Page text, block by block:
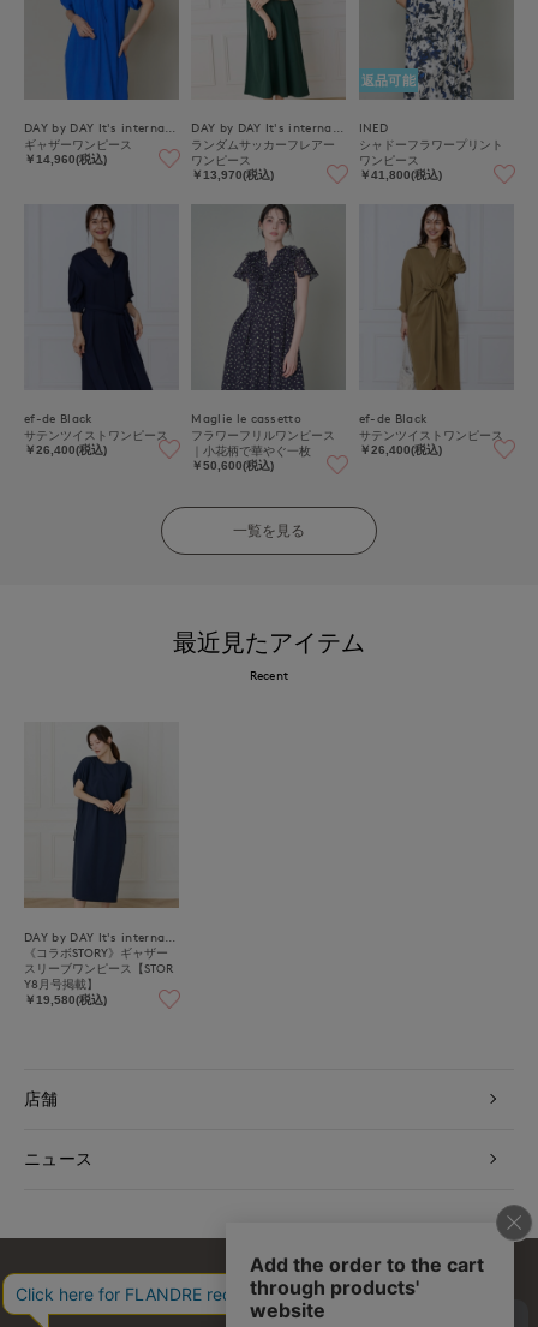
ギャザーワンピース
￥14,960(税込)
ランダムサッカーフレアー
ワンピース
￥13,970(税込)
返品可能
INED
シャドーフラワープリント
ワンピース
￥41,800(税込)
ef-de Black
サテンツイストワンピース
￥26,400(税込)
Maglie le cassetto
フラワーフリルワンピース
｜小花柄で華やぐ一枚
￥50,600(税込)
ef-de Black
サテンツイストワンピース
￥26,400(税込)
一覧を見る
最近見たアイテム
Recent
《コラボSTORY》ギャザー
スリーブワンピース【STOR
Y8月号掲載】
￥19,580(税込)
店舗
ニュース